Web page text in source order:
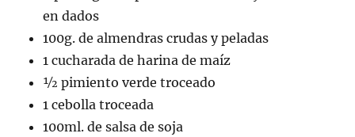
en dados
100g. de almendras crudas y peladas
1 cucharada de harina de maíz
½ pimiento verde troceado
1 cebolla troceada
100ml. de salsa de soja